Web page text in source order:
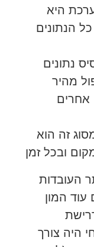
היא
כל הנתונים
נתונים
מהיר
אחרים
זה הוא
ובכל זמן
העובדות
עוד המון
היה צורך